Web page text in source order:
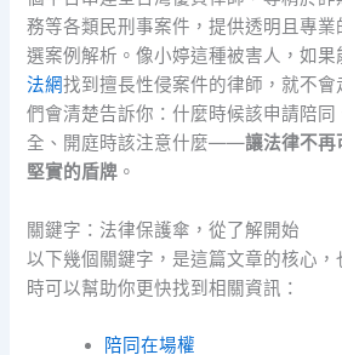
務等各類民刑事案件，提供透明且專
選案例解析。像小婷這種被害人，如果
法網找到擅長性侵案件的律師，就不
們會清楚告訴你：什麼時候該申請陪
全、開庭時該注意什麼——讓法律不再
堅實的盾牌 。
關鍵字：法律保護傘，從了解開始
以下幾個關鍵字，是這篇文章的核心
時可以幫助你更快找到相關資訊：
陪同在場權